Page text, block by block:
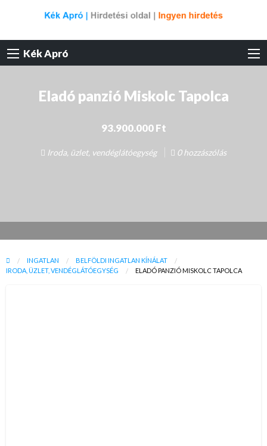
Kék Apró
Eladó panzió Miskolc Tapolca
93.900.000 Ft
Iroda, üzlet, vendéglátóegység 0 hozzászólás
INGATLAN
BELFÖLDI INGATLAN KÍNÁLAT
IRODA, ÜZLET, VENDÉGLÁTÓEGYSÉG
ELADÓ PANZIÓ MISKOLC TAPOLCA